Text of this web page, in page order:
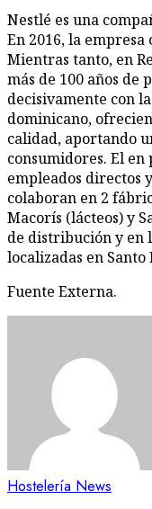
Nestlé es una
En 2016, la empresa
Mientras tanto, en
más de 100 años de
decisivamente con
dominicano,
calidad, aportando
consumidores. El en
empleados directos
colaboran en 2
Macorís (lácteos) y
de distribución y en
localizadas en Santo
Fuente Externa.
Hostelería News